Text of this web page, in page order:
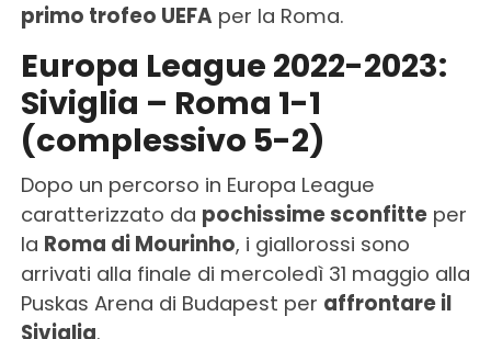
primo trofeo UEFA per la Roma.
Europa League 2022-2023:
Siviglia – Roma 1-1
(complessivo 5-2)
Dopo un percorso in Europa League
caratterizzato da pochissime sconfitteper
la Roma di Mourinho, i giallorossi sono
arrivati alla finale di mercoledì 31 maggio alla
Puskas Arena di Budapest per affrontare il
Siviglia.